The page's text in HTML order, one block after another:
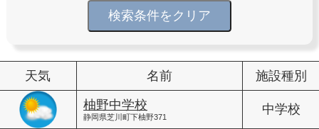
検索条件をクリア
天気 名前 施設種別
柚野中学校
静岡県芝川町下柚野371
中学校